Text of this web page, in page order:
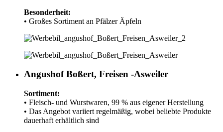
Besonderheit:
• Großes Sortiment an Pfälzer Äpfeln
Angus­hof Boßert, Freisen -Asweiler
Sortiment:
• Fleisch- und Wurstwaren, 99 % aus eigener Herstellung
• Das Angebot variiert regelmäßig, wobei beliebte Produkte
dauerhaft erhältlich sind